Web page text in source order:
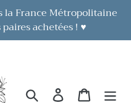
la France Métropolitaine
achetées ! ♥
RechercherSe connecter
Panier